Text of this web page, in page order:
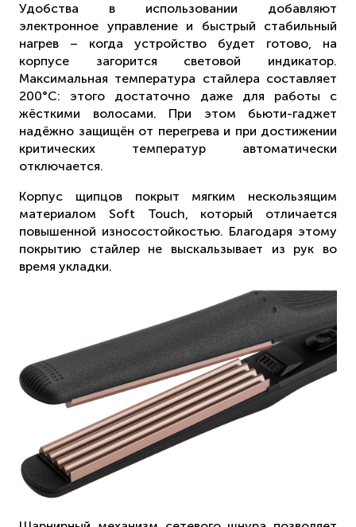
Удобства в использовании добавляют
электронное управление и быстрый стабильный
нагрев – когда устройство будет готово, на
корпусе загорится световой индикатор.
Максимальная температура стайлера составляет
200°С: этого достаточно даже для работы с
жёсткими волосами. При этом бьюти-гаджет
надёжно защищён от перегрева и при достижении
критических температур автоматически
отключается.
Корпус щипцов покрыт мягким нескользящим
материалом Soft Touch, который отличается
повышенной износостойкостью. Благодаря этому
покрытию стайлер не выскальзывает из рук во
время укладки.